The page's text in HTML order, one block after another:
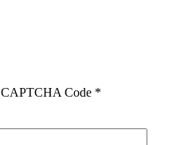
CAPTCHA Code*